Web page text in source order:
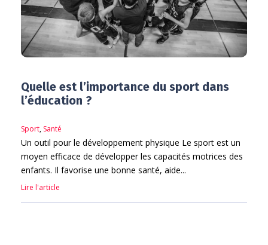
Quelle est l’importance du sport dans
l’éducation ?
Sport, Santé
Un outil pour le développement physique Le sport est un
moyen efficace de développer les capacités motrices des
enfants. Il favorise une bonne santé, aide...
Lire l'article